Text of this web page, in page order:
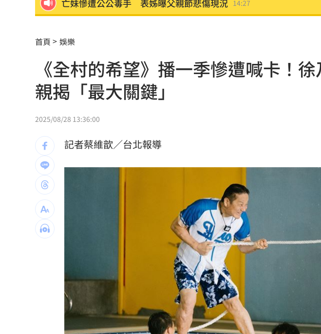
兄弟2資深主力倒下 張志豪、許基宏動刀 14:23
賈靜雯父親節憶亡父 自曝被當兒子養大 14:19
新／白海豚颱風逼近！大雷雨轟雙北1小時
李棟旭、南柱赫變身超狂殺手！片單一次看
父親節特別想他 何欣純感性告白早逝父親
BLACKPINK開直播 Jisoo道歉認溝通有問題
參加教召辱罵士官長3字…1原因比一般人慘 14:10
姜厚任小女友超早熟！關係人回應小三爭議 14:08
獨／批曹雨婷帳目亂 楊光友再轟余天工會 14:07
廖峻離婚仍被前妻照顧 兒子一句話鼻酸 14:07
別只喝牛奶！「1神飲」助眠又抗大腦退化 14:01
82歲武打巨星近況曝光 本人認狀況不太好 13:56
台灣彩券開獎直播中 20:31
首頁 娛樂
《全村的希望》播一季慘遭喊卡！
親揭「最大關鍵」
2025/08/28 13:36:00
記者蔡維歆／台北報導